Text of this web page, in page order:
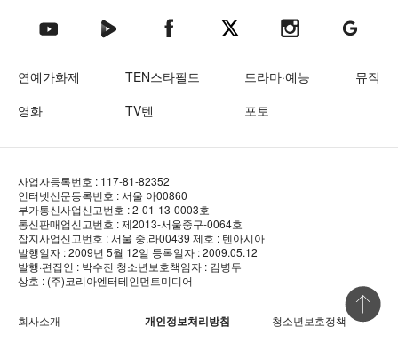
텐아시아 유튜브텐아시아 네이버TV텐아시아 페이스북텐아시아 엑스텐아시아 인스타그램
텐아시아
연예가화제 TEN스타필드 드라마·예능
뮤직
영화
TV텐 포토
사업자등록번호 : 117-81-82352
인터넷신문등록번호 : 서울 아00860
부가통신사업신고번호 : 2-01-13-0003호
통신판매업신고번호 : 제2013-서울중구-0064호
잡지사업신고번호 : 서울 중.라00439 제호 : 텐아시아
발행일자 : 2009년 5월 12일 등록일자 : 2009.05.12
발행·편집인 : 박수진 청소년보호책임자 : 김병두
상호 : (주)코리아엔터테인먼트미디어
회사소개 개인정보처리방침
청소년보호정책
상단 바로